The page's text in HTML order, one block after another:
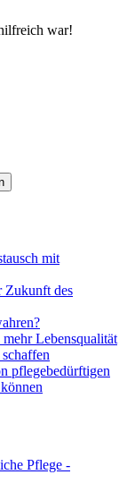
war!
mit
Zukunft des
Lebensqualität
pflegebedürftigen
Pflege -